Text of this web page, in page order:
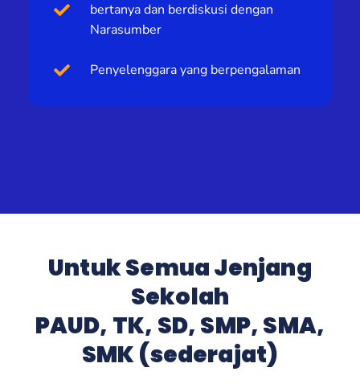
bertanya dan berdiskusi dengan
Narasumber
Penyelenggara yang berpengalaman
Untuk Semua Jenjang
Sekolah
PAUD, TK, SD, SMP, SMA,
SMK (sederajat)